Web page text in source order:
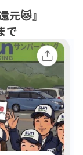
元😻』
で